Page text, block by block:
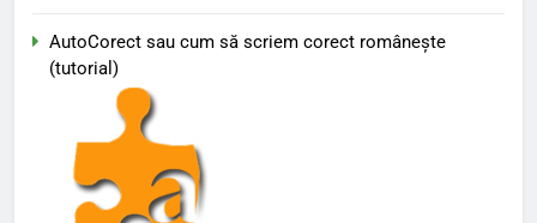
AutoCorect sau cum să scriem corect româneşte
(tutorial)